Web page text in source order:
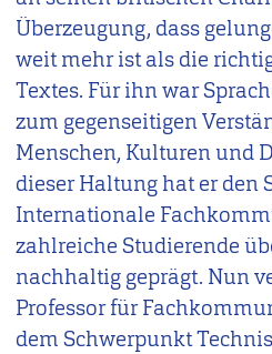
Überzeugung, dass
weit mehr ist als die
Textes. Für ihn war
zum gegenseitigen
Menschen, Kulturen und
dieser Haltung hat er den
Internationale
zahlreiche Studierende
nachhaltig geprägt. Nun
Professor für
dem Schwerpunkt